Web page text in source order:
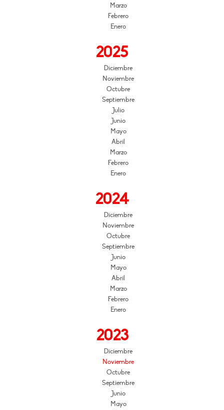
Marzo
Febrero
Enero
2025
Diciembre
Noviembre
Octubre
Septiembre
Julio
Junio
Mayo
Abril
Marzo
Febrero
Enero
2024
Diciembre
Noviembre
Octubre
Septiembre
Junio
Mayo
Abril
Marzo
Febrero
Enero
2023
Diciembre
Noviembre
Octubre
Septiembre
Junio
Mayo